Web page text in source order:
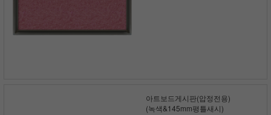
아트보드게시판(압정전용)
(녹색&145mm평틀새시)